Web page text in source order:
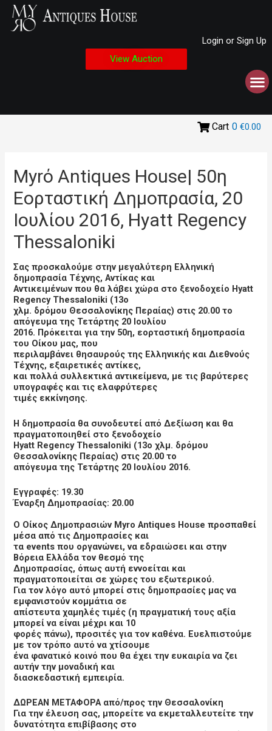
Login or Sign Up
View Auction
Cart 0 €0.00
Myrό Antiques House| 50η
Εορταστική Δημοπρασία, 20
Ιουλίου 2016, Hyatt Regency
Thessaloniki
Σας προσκαλούμε στην μεγαλύτερη Ελληνική
δημοπρασία Τέχνης, Αντίκας και
Αντικειμένων που θα λάβει χώρα στο ξενοδοχείο Hyatt
Regency Thessaloniki (13ο
χλμ. δρόμου Θεσσαλονίκης Περαίας) στις 20.00 το
απόγευμα της Τετάρτης 20 Ιουλίου
2016. Πρόκειται για την 50η, εορταστική δημοπρασία
του Οίκου μας, που
περιλαμβάνει θησαυρούς της Ελληνικής και Διεθνούς
Τέχνης, εξαιρετικές αντίκες,
και πολλά συλλεκτικά αντικείμενα, με τις βαρύτερες
υπογραφές και τις ελαφρύτερες
τιμές εκκίνησης.
Η δημοπρασία θα συνοδευτεί από Δεξίωση και θα
πραγματοποιηθεί στο ξενοδοχείο
Hyatt Regency Thessaloniki (13ο χλμ. δρόμου
Θεσσαλονίκης Περαίας) στις 20.00 το
απόγευμα της Τετάρτης 20 Ιουλίου 2016.
Εγγραφές: 19.30
Έναρξη Δημοπρασίας: 20.00
Ο Οίκος Δημοπρασιών Myro Antiques House προσπαθεί
μέσα από τις Δημοπρασίες και
τα events που οργανώνει, να εδραιώσει και στην
Βόρεια Ελλάδα τον θεσμό της
Δημοπρασίας, όπως αυτή εννοείται και
πραγματοποιείται σε χώρες του εξωτερικού.
Για τον λόγο αυτό μπορεί στις δημοπρασίες μας να
εμφανιστούν κομμάτια σε
απίστευτα χαμηλές τιμές (η πραγματική τους αξία
μπορεί να είναι μέχρι και 10
φορές πάνω), προσιτές για τον καθένα. Ευελπιστούμε
με τον τρόπο αυτό να χτίσουμε
ένα φανατικό κοινό που θα έχει την ευκαιρία να ζει
αυτήν την μοναδική και
διασκεδαστική εμπειρία.
ΔΩΡΕΑΝ ΜΕΤΑΦΟΡΑ από/προς την Θεσσαλονίκη
Για την έλευση σας, μπορείτε να εκμεταλλευτείτε την
δυνατότητα επιβίβασης στο